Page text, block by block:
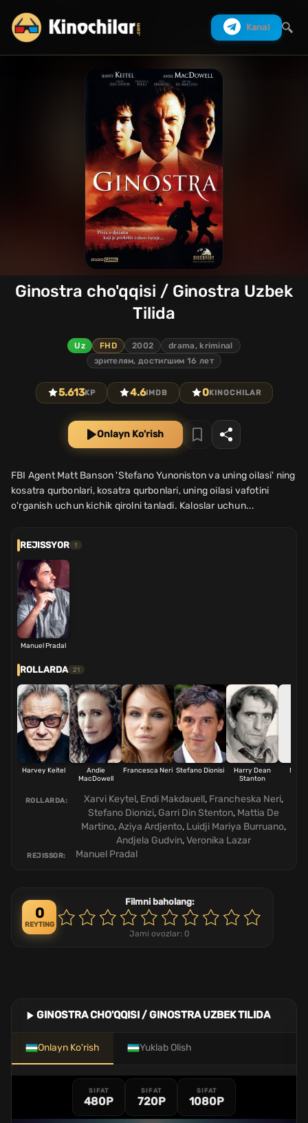
Kanal
Ginostra cho'qqisi / Ginostra Uzbek
Tilida
Uz FHD 2002
drama, kriminal
зрителям, достигшим 16 лет
5.613KP 4.6IMDB 0KINOCHILAR
Onlayn Ko'rish
FBI Agent Matt Banson 'Stefano Yunoniston va uning oilasi' ning
kosatra qurbonlari, kosatra qurbonlari, uning oilasi vafotini
o'rganish uchun kichik qirolni tanladi. Kaloslar uchun...
REJISSYOR 1
Manuel Pradal
ROLLARDA 21
Harvey Keitel
Andie
MacDowell
Francesca Neri Stefano Dionisi
Harry Dean
Stanton
ROLLARDA: Xarvi Keytel, Endi Makdauell, Francheska Neri,
Stefano Dionizi, Garri Din Stenton, Mattia De
Martino,Aziya Ardjento, Luidji Mariya Burruano,
Andjela Gudvin,Veronika Lazar
REJISSOR: Manuel Pradal
0
REYTING
Filmni baholang:
Jami ovozlar: 0
GINOSTRA CHO'QQISI / GINOSTRA UZBEK TILIDA
Onlayn Ko'rish Yuklab Olish
SIFAT
480P
SIFAT
720P
SIFAT
1080P